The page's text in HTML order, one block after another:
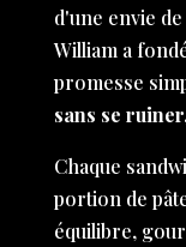
d'une envie
William a
promesse
sans se
Chaque
portion de
équilibre,